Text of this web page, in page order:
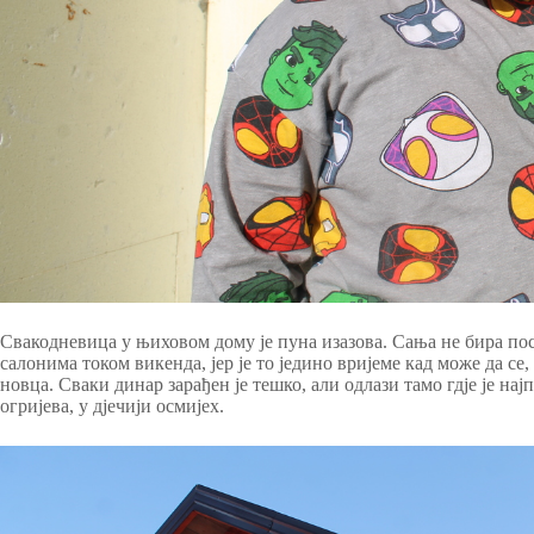
Свакодневица у њиховом дому је пуна изазова. Сања не бира
салонима током викенда, јер је то једино вријеме кад може да
новца. Сваки динар зарађен је тешко, али одлази тамо гдје је
огријева, у дјечији осмијех.